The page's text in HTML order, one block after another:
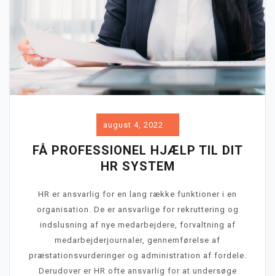
august 4, 2022
FÅ PROFESSIONEL HJÆLP TIL DIT
HR SYSTEM
HR er ansvarlig for en lang række funktioner i en
organisation. De er ansvarlige for rekruttering og
indslusning af nye medarbejdere, forvaltning af
medarbejderjournaler, gennemførelse af
præstationsvurderinger og administration af fordele.
Derudover er HR ofte ansvarlig for at undersøge